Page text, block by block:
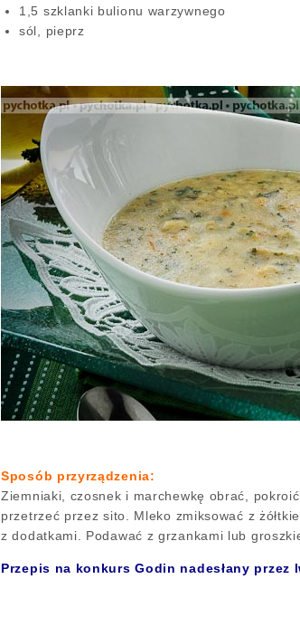
1,5 szklanki bulionu warzywnego
sól, pieprz
Sposób przyrządzenia:
Ziemniaki, czosnek i marchewkę obrać,
przetrzeć przez sito. Mleko zmiksować z
z dodatkami. Podawać z grzankami lub
Przepis na konkurs Godin nadesłany przez